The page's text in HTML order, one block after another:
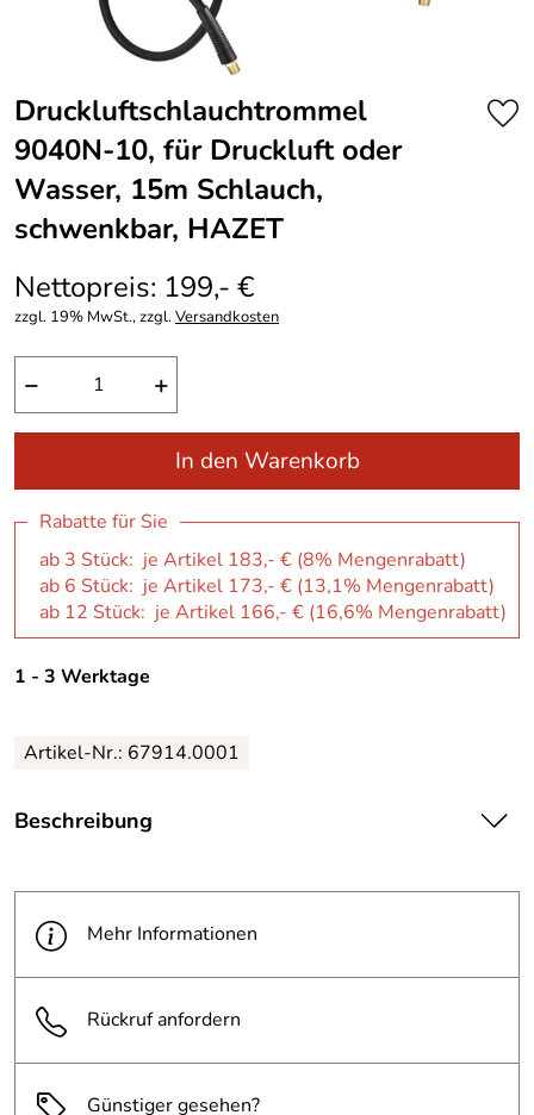
Druckluftschlauchtrommel
9040N-10, für Druckluft oder
Wasser, 15m Schlauch,
schwenkbar, HAZET
Nettopreis: 199,- €
zzgl. 19% MwSt., zzgl.Versandkosten
− +
In den Warenkorb
Rabatte für Sie
ab 3 Stück: je Artikel 183,- € (8% Mengenrabatt)
ab 6 Stück: je Artikel 173,- € (13,1% Mengenrabatt)
ab 12 Stück: je Artikel 166,- € (16,6% Mengenrabatt)
1 - 3 Werktage
Artikel-Nr.: 67914.0001
Beschreibung
· Schlauchstopp an jedem Punkt
· gebremste Aufwicklung
· geeignet für Druckluft und Wasser
· Hybrid Polymer-Schlauch, schwarz
Haltebügel
· Temperaturbereich: -40 °C bis 60 °C
Mehr Informationen
Rückruf anfordern
Günstiger gesehen?